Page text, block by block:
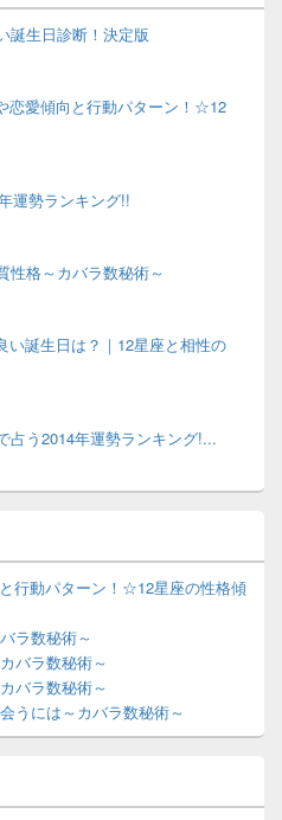
誕生日診断！決定版
恋愛傾向と行動パターン！☆12
運勢ランキング!!
性格～カバラ数秘術～
い誕生日は？｜12星座と相性の
占う2014年運勢ランキング!...
行動パターン！☆12星座の性格傾
ラ数秘術～
バラ数秘術～
バラ数秘術～
うには～カバラ数秘術～